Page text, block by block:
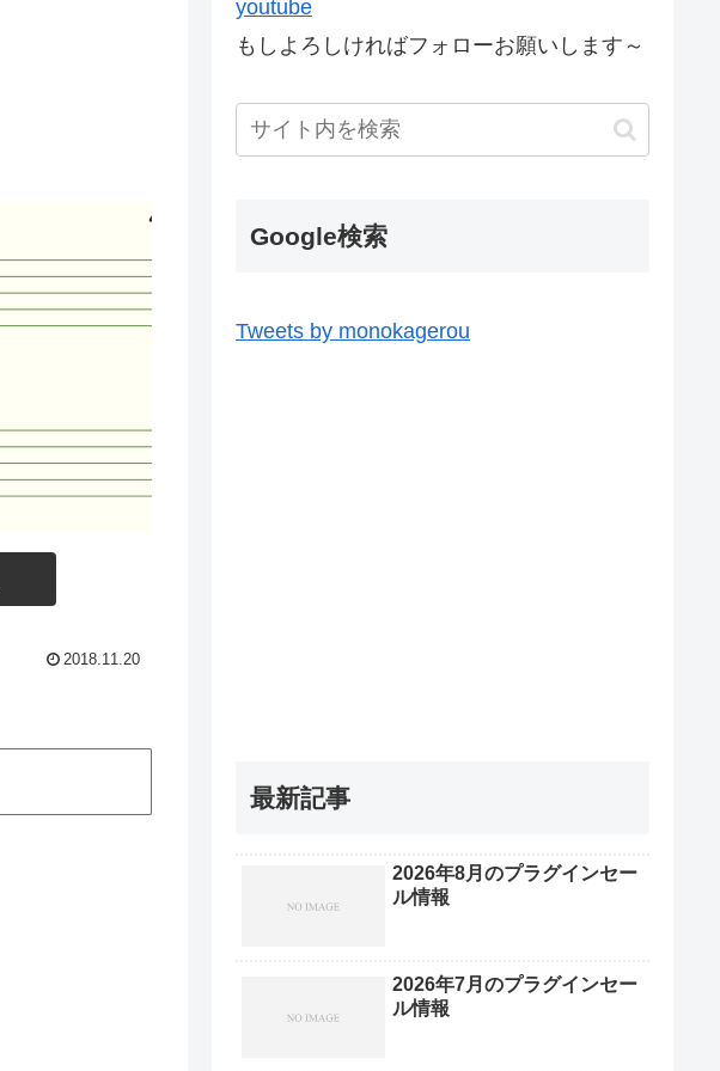
2018.11.20
youtube
もしよろしければフォローお願いします～
Google検索
Tweets by monokagerou
最新記事
2026年8月のプラグインセー
ル情報
2026年7月のプラグインセー
ル情報